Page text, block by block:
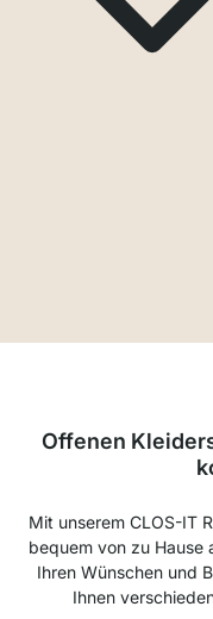
Offenen
Mit unserem CLOS-IT
bequem von zu Hause
Ihren Wünschen und
Ihnen